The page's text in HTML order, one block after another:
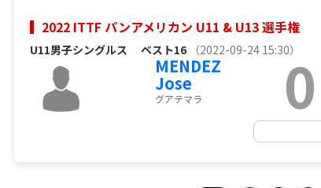
2022 ITTF パンアメリカン U11 & U13 選手権
U11男子シングルス ベスト16 （2022-09-24 15:30）
MENDEZ
Jose
グアテマラ 0